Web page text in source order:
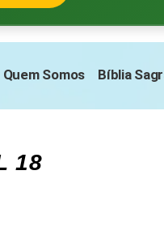
Quem Somos Bíblia
18